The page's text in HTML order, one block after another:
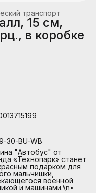
транспорт
15 см,
в коробке
30-BU-WB
"Автобус" от
«Технопарк» станет
подарком для
мальчишки,
военной
и машинами.\n•